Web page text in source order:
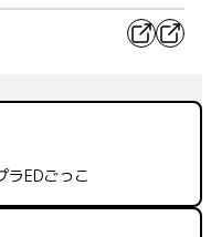
X
EDごっこ